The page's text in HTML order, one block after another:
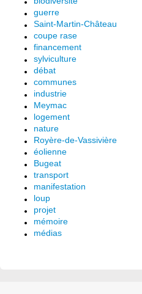
guerre
Saint-Martin-Château
coupe rase
financement
sylviculture
débat
communes
industrie
Meymac
logement
nature
Royère-de-Vassivière
éolienne
Bugeat
transport
manifestation
loup
projet
mémoire
médias